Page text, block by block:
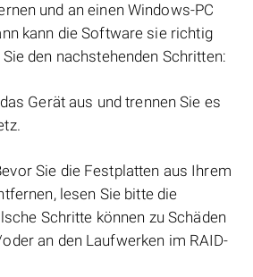
und an einen Windows-PC
kann die Software sie richtig
den nachstehenden Schritten:
Gerät aus und trennen Sie es
Sie die Festplatten aus Ihrem
lesen Sie bitte die
Schritte können zu Schäden
an den Laufwerken im RAID-